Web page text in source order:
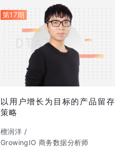
第17期
以用户增长为目标的产品留存
策略
檀润洋 /
GrowingIO 商务数据分析师